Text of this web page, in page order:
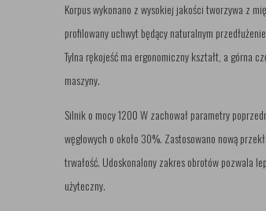
Korpus wykonano z wysokiej jakości tworzywa z
profilowany uchwyt będący naturalnym
Tylna rękojeść ma ergonomiczny kształt, a górna
maszyny.
Silnik o mocy 1200 W zachował parametry
węglowych o około 30%. Zastosowano nową
trwałość. Udoskonalony zakres obrotów pozwala
użyteczny.